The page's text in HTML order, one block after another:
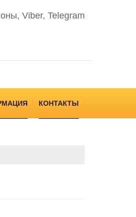
Viber, Telegram
КОНТАКТЫ